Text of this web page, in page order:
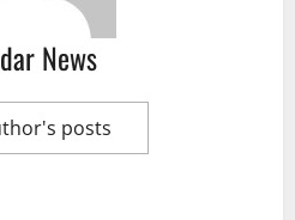
News
posts